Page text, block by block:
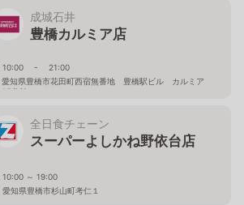
成城石井
豊橋カルミア店
10:00 - 21:00
愛知県豊橋市花田町西宿無番地 豊橋駅ビル カルミア
2F北館
全日食チェーン
スーパーよしかね野依台店
10:00 ～ 19:00
愛知県豊橋市杉山町考仁１